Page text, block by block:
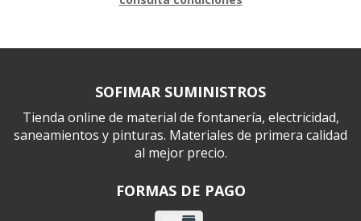
SOFIMAR SUMINISTROS
Tienda online de material de fontanería, electricidad,
saneamientos y pinturas. Materiales de primera calidad
al mejor precio.
FORMAS DE PAGO